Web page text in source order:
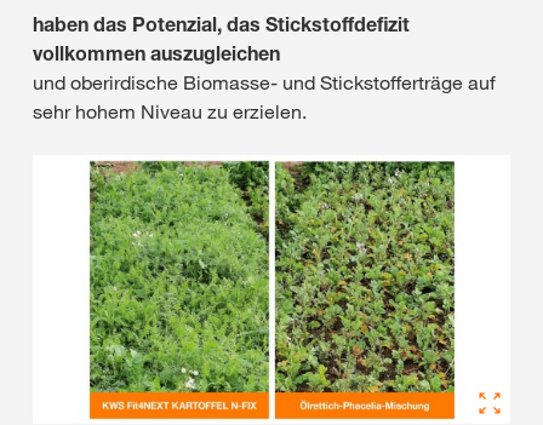
haben das Potenzial, das Stickstoffdefizit
vollkommen auszugleichen
und oberirdische Biomasse- und Stickstofferträge auf
sehr hohem Niveau zu erzielen.